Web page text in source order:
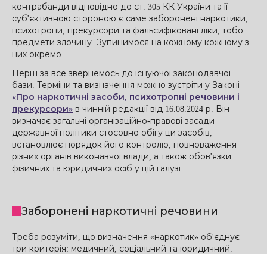
контрабанди відповідно до ст. 305 КК України та її
суб'єктивною стороною є саме заборонені наркотики,
психотропи, прекурсори та фальсифіковані ліки, тобо
предмети злочину. Зупинимося на кожному кожному з
них окремо.
Перш за все звернемось до існуючої законодавчої
бази. Терміни та визначення можно зустріти у Законі
«Про наркотичні засоби, психотропні речовини і
прекурсори» в чинній редакції від 16.08.2024 р. Він
визначає загальні організаційно-правові засади
державної політики стосовно обігу ци засобів,
встановлює порядок його контролю, повноваження
різних органів виконавчої влади, а також обов'язки
фізичних та юридичних осіб у цій галузі.
Заборонені наркотичні речовини
Треба розуміти, що визначення «наркотик» об'єднує
три критерія: медичний, соціальний та юридичний.